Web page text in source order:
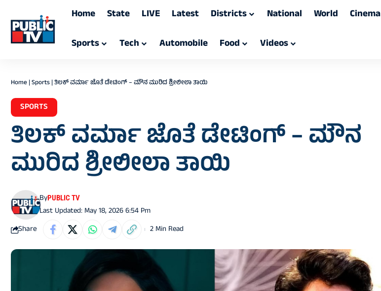
Home State LIVE Latest Districts National World Cinema
Sports
Tech Automobile Food Videos
Home |Sports|ತಿಲಕ್ ವರ್ಮಾ ಜೊತೆ ಡೇಟಿಂಗ್ – ಮೌನ ಮುರಿದ ಶ್ರೀಲೀಲಾ ತಾಯಿ
SPORTS
ತಿಲಕ್ ವರ್ಮಾ ಜೊತೆ ಡೇಟಿಂಗ್ – ಮೌನ
ಮುರಿದ ಶ್ರೀಲೀಲಾ ತಾಯಿ
Last Updated: May 18, 2026 6:54 Pm
ByPUBLIC TV
Share 2 Min Read